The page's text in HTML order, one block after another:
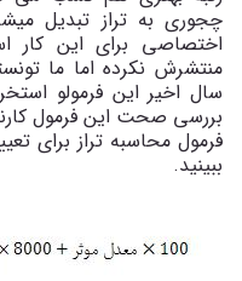
چجوری به تراز تبدیل
اختصاصی برای این کار
منتشرش نکرده اما ما
سال اخیر این فرمولو
بررسی صحت این فرمول
فرمول محاسبه تراز برای
ببینید.